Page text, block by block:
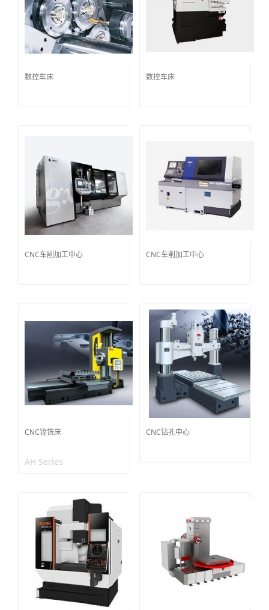
数控车床 数控车床
CNC车削加工中心 CNC车削加工中心
CNC镗铣床
AH Series
CNC钻孔中心